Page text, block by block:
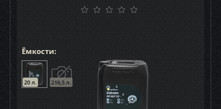
Ёмкости:
20 л. 216,5 л.